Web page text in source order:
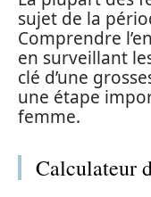
sujet de la
Comprendre
en surveillant
clé d’une
une étape
femme.
Calculateur